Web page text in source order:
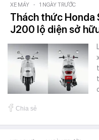
XE MÁY - 1 NGÀY TRƯỚC
Thách thức Honda
J200 lộ diện sở
Chia sẻ